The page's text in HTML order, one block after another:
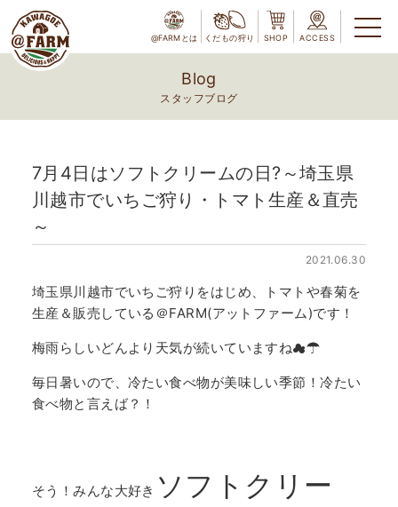
@FARMとは くだもの狩り SHOP ACCESS
Blog
スタッフブログ
7月4日はソフトクリームの日?～埼玉県
川越市でいちご狩り・トマト生産＆直売
～
2021.06.30
埼玉県川越市でいちご狩りをはじめ、トマトや春菊を
生産＆販売している＠FARM(アットファーム)です！
梅雨らしいどんより天気が続いていますね☁☂
毎日暑いので、冷たい食べ物が美味しい季節！冷たい
食べ物と言えば？！
そう！みんな大好き ソフトクリー